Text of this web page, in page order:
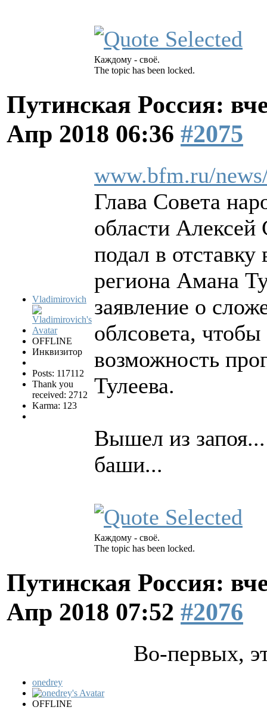
Каждому - своё.
The topic has been locked.
Путинская Россия:
Апр 2018 06:36 #2075
Vladimirovich
OFFLINE
Инквизитор
Posts: 117112
Thank you
received: 2712
Karma: 123
www.bfm.ru/
Глава Совета
области
подал в
региона Амана
заявление о
облсовета,
возможность
Тулеева.
Вышел из
баши...
Каждому - своё.
The topic has been locked.
Путинская Россия:
Апр 2018 07:52 #2076
onedrey
OFFLINE
Во-первых,